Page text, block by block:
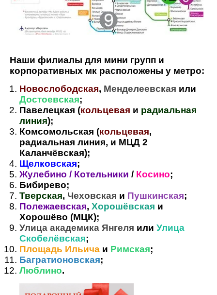
Наши филиалы для мини групп и
корпоративных мк расположены у метро:
Новослободская, Менделеевская или
Достоевская;
Павелецкая (кольцевая и радиальная
линия);
Комсомольская (кольцевая,
радиальная линия, и МЦД 2
Каланчёвская);
Щелковская;
Жулебино / Котельники / Косино;
Бибирево;
Тверская, Чеховская и Пушкинская;
Полежаевская, Хорошёвская и
Хорошёво (МЦК);
Улица академика Янгеля или Улица
Скобелёвская;
Площадь Ильича и Римская;
Багратионовская;
Люблино.